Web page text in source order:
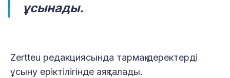
ұсынады.
Zertteu редакциясында тармақ деректерді
ұсыну еріктілігінде аяқталады.